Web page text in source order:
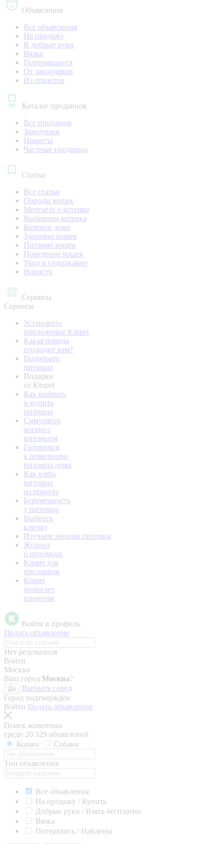
Объявления
Все объявления
На продажу
В добрые руки
Вязка
Потерявшиеся
От заводчиков
Из приютов
Каталог продавцов
Все продавцы
Заводчики
Приюты
Частные продавцы
Статьи
Все статьи
Породы кошек
Мечтаете о котенке
Выбираем котенка
Котенок дома
Здоровье кошек
Питание кошек
Поведение кошек
Уход и содержание
Новости
Сервисы
Сервисы
Установите
приложение Kinpet
Какая порода
подходит вам?
Подобрать
питомца
Подарки
от Kinpet
Как выбрать
и купить
питомца
Симулятор
жизни с
питомцем
Готовимся
к появлению
питомца дома
Как взять
питомца
из приюта
Беременность
у питомца
Выбрать
кличку
Изучаем эмоции питомца
Журнал
о питомцах
Kinpet для
продавцов
Kinpet
помогает
приютам
Войти в профиль
Подать объявление
Нет результатов
Войти
Москва
Ваш город Москва?
Да
Выбрать город
Город подтверждён
Войти Подать объявление
Поиск животных
среди 20 329 объявлений
Кошки
Собаки
Тип объявления
Все объявления
На продажу / Купить
Добрые руки / Взять бесплатно
Вязка
Потерялись / Найдены